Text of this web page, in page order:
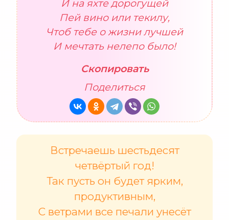
И на яхте дорогущей
Пей вино или текилу,
Чтоб тебе о жизни лучшей
И мечтать нелепо было!
Скопировать
Поделиться
Встречаешь шестьдесят
четвёртый год!
Так пусть он будет ярким,
продуктивным,
С ветрами все печали унесёт